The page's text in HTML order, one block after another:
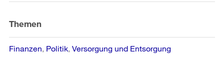
Themen
Finanzen Politik Versorgung und Entsorgung